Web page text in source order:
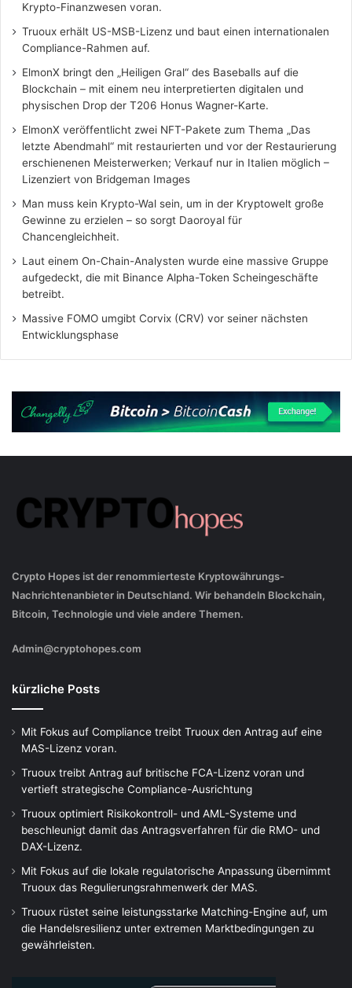
Krypto-Finanzwesen voran.
Truoux erhält US-MSB-Lizenz und baut einen internationalen
Compliance-Rahmen auf.
ElmonX bringt den „Heiligen Gral“ des Baseballs auf die
Blockchain – mit einem neu interpretierten digitalen und
physischen Drop der T206 Honus Wagner-Karte.
ElmonX veröffentlicht zwei NFT-Pakete zum Thema „Das
letzte Abendmahl“ mit restaurierten und vor der Restaurierung
erschienenen Meisterwerken; Verkauf nur in Italien möglich –
Lizenziert von Bridgeman Images
Man muss kein Krypto-Wal sein, um in der Kryptowelt große
Gewinne zu erzielen – so sorgt Daoroyal für
Chancengleichheit.
Laut einem On-Chain-Analysten wurde eine massive Gruppe
aufgedeckt, die mit Binance Alpha-Token Scheingeschäfte
betreibt.
Massive FOMO umgibt Corvix (CRV) vor seiner nächsten
Entwicklungsphase
Crypto Hopes ist der renommierteste Kryptowährungs-
Nachrichtenanbieter in Deutschland. Wir behandeln Blockchain,
Bitcoin, Technologie und viele andere Themen.
Admin@cryptohopes.com
kürzliche Posts
Mit Fokus auf Compliance treibt Truoux den Antrag auf eine
MAS-Lizenz voran.
Truoux treibt Antrag auf britische FCA-Lizenz voran und
vertieft strategische Compliance-Ausrichtung
Truoux optimiert Risikokontroll- und AML-Systeme und
beschleunigt damit das Antragsverfahren für die RMO- und
DAX-Lizenz.
Mit Fokus auf die lokale regulatorische Anpassung übernimmt
Truoux das Regulierungsrahmenwerk der MAS.
Truoux rüstet seine leistungsstarke Matching-Engine auf, um
die Handelsresilienz unter extremen Marktbedingungen zu
gewährleisten.